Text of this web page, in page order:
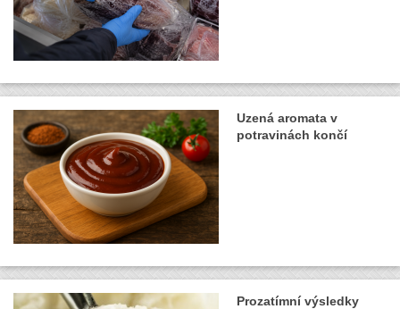
Uzená aromata v
potravinách končí
Prozatímní výsledky